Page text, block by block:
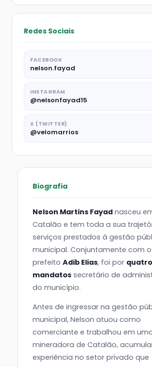
Redes Sociais
FACEBOOK
nelson.fayad
INSTAGRAM
@nelsonfayad15
X (TWITTER)
@velomarrios
Biografia
Nelson Martins Fayad nasceu
Catalão e tem toda a sua
serviços prestados à gestão
municipal. Conjuntamente com
prefeito Adib Elias, foi por quatro
mandatos secretário de
do município.
Antes de ingressar na gestão
municipal, Nelson atuou como
comerciante e trabalhou em
mineradora de Catalão,
experiência no setor privado que